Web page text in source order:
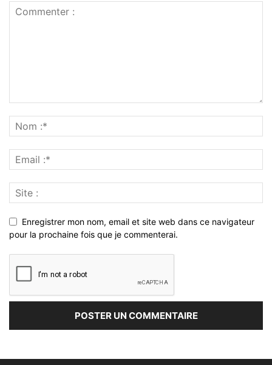
Enregistrer mon nom, email et site web dans ce navigateur
pour la prochaine fois que je commenterai.